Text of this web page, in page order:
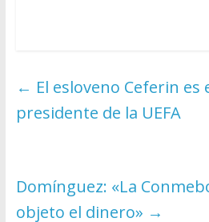
← El esloveno Ceferin es
presidente de la UEFA
Domínguez: «La
objeto el dinero» →